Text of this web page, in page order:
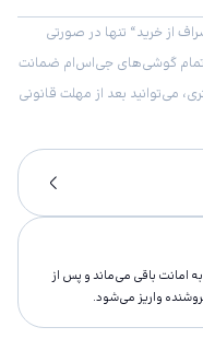
از خرید“ تنها در صورتی
تمام گوشی‌های جی‌اس‌ام ضمانت
می‌توانید بعد از مهلت قانونی
امانت باقى مى‌ماند و پس از
واريز مى‌شود.